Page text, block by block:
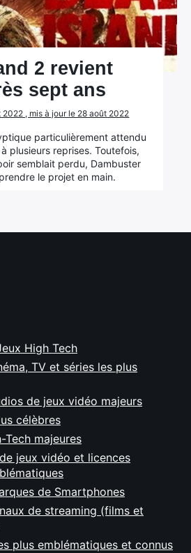
2 revient
sept ans
2022 , mis à jour le 28 août 2022
particulièrement attendu
plusieurs reprises. Toutefois,
semblait perdu, Dambuster
le projet en main.
High Tech
TV et séries les plus
de jeux vidéo majeurs
célèbres
Tech majeures
jeux vidéo et licences
de Smartphones
de streaming (films et
plus emblématiques et connus